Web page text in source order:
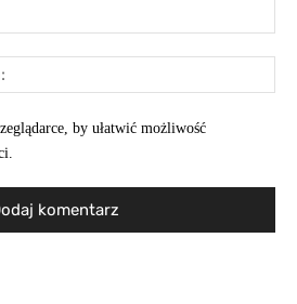
by ułatwić możliwość